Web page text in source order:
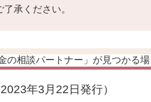
承ください。
年3月22日発行）